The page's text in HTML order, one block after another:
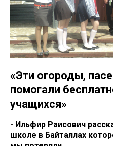
«Эти огороды,
помогали
учащихся»
- Ильфир Раисович
школе в Байталлах